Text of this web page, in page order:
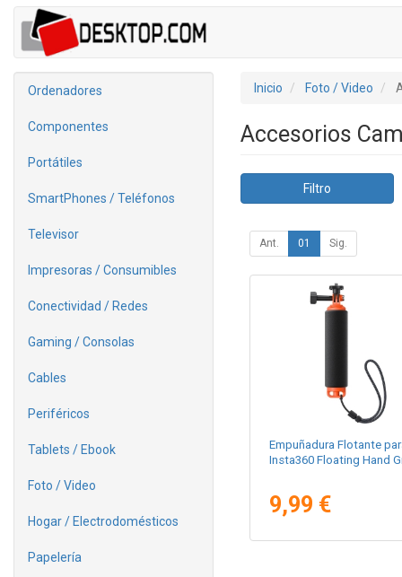
Ordenadores
Componentes
Portátiles
SmartPhones / Teléfonos
Televisor
Impresoras / Consumibles
Conectividad / Redes
Gaming / Consolas
Cables
Periféricos
Tablets / Ebook
Foto / Video
Hogar / Electrodomésticos
Papelería
Inicio Foto / Video
Accesorios
Filtro
Ant. 01 Sig.
Empuñadura Flotante
Insta360 Floating Hand
9,99 €